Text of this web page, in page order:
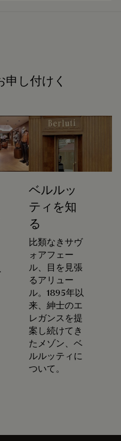
し付けく
ベルルッ
ティを知
る
比類なきサヴ
ォアフェー
ル、目を見張
るアリュー
ル。1895年以
来、紳士のエ
レガンスを提
案し続けてき
たメゾン、ベ
ルルッティに
ついて。